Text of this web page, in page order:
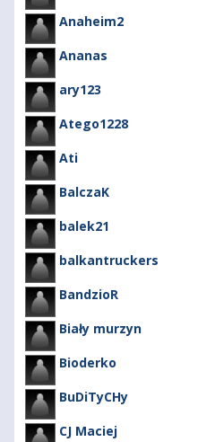
Anaheim2
Ananas
ary123
Atego1228
Ati
BalczaK
balek21
balkantruckers
BandzioR
Biały murzyn
Bioderko
BuDiTyCHy
CJ Maciej